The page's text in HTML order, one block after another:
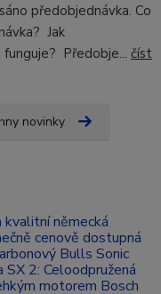
předobjednávka. Co
Jak
Předobje... číst
novinky